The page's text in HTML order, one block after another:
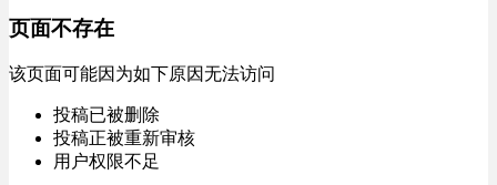
页面不存在
该页面可能因为如下原因无法访问
投稿已被删除
投稿正被重新审核
用户权限不足